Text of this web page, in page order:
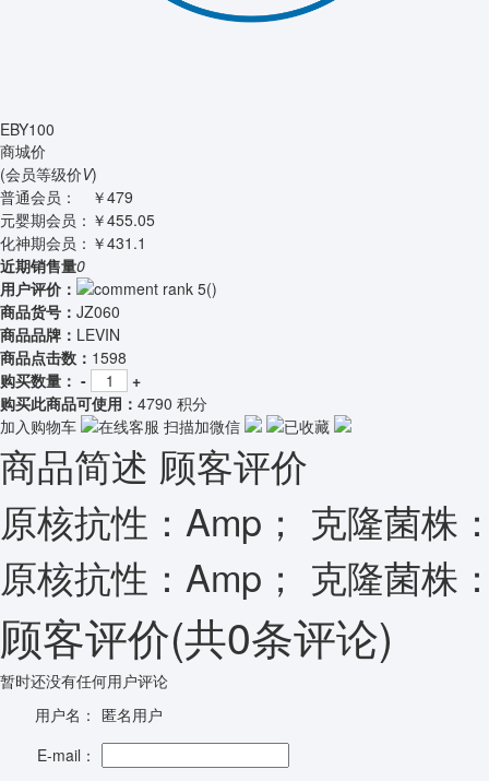
EBY100
商城价
(会员等级价V)
普通会员：
￥479
元婴期会员： ￥455.05
化神期会员： ￥431.1
近期销售量0
用户评价：
()
商品货号： JZ060
商品品牌： LEVIN
商品点击数： 1598
购买数量： -
+
购买此商品可使用： 4790 积分
加入购物车
在线客服 扫描加微信 已收藏
商品简述 顾客评价
原核抗性：Amp； 克隆菌株
原核抗性：Amp； 克隆菌株
顾客评价(共0条评论)
暂时还没有任何用户评论
用户名： 匿名用户
E-mail：